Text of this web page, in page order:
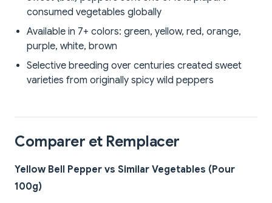
consumed vegetables globally
Available in 7+ colors: green, yellow, red, orange,
purple, white, brown
Selective breeding over centuries created sweet
varieties from originally spicy wild peppers
Comparer et Remplacer
Yellow Bell Pepper vs Similar Vegetables (Pour
100g)